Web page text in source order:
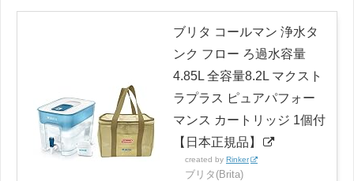
ブリタ コールマン 浄水タ
ンク フロー ろ過水容量
4.85L 全容量8.2L マクスト
ラプラス ピュアパフォー
マンス カートリッジ 1個付
【日本正規品】
created by Rinker
ブリタ(Brita)